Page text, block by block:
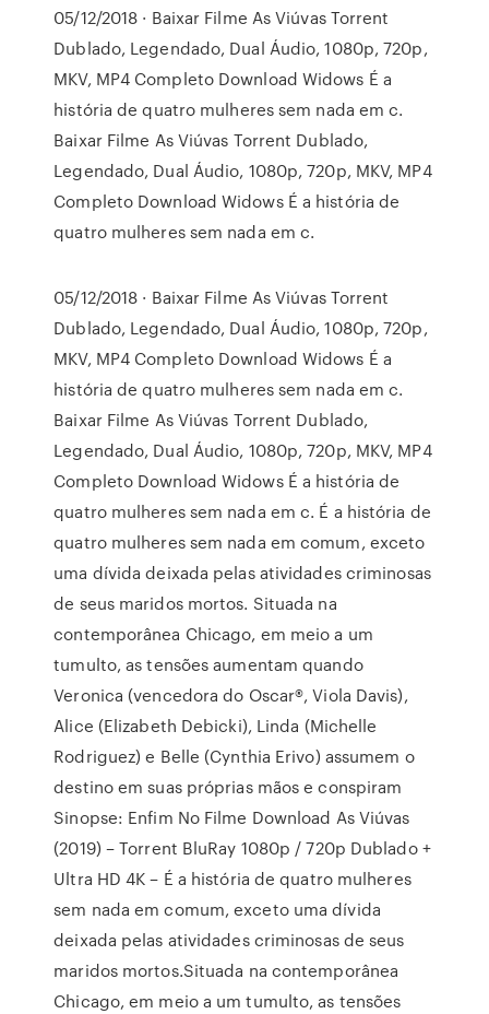
05/12/2018 · Baixar Filme As Viúvas Torrent
Dublado, Legendado, Dual Áudio, 1080p, 720p,
MKV, MP4 Completo Download Widows É a
história de quatro mulheres sem nada em c.
Baixar Filme As Viúvas Torrent Dublado,
Legendado, Dual Áudio, 1080p, 720p, MKV, MP4
Completo Download Widows É a história de
quatro mulheres sem nada em c.
05/12/2018 · Baixar Filme As Viúvas Torrent
Dublado, Legendado, Dual Áudio, 1080p, 720p,
MKV, MP4 Completo Download Widows É a
história de quatro mulheres sem nada em c.
Baixar Filme As Viúvas Torrent Dublado,
Legendado, Dual Áudio, 1080p, 720p, MKV, MP4
Completo Download Widows É a história de
quatro mulheres sem nada em c. É a história de
quatro mulheres sem nada em comum, exceto
uma dívida deixada pelas atividades criminosas
de seus maridos mortos. Situada na
contemporânea Chicago, em meio a um
tumulto, as tensões aumentam quando
Veronica (vencedora do Oscar®, Viola Davis),
Alice (Elizabeth Debicki), Linda (Michelle
Rodriguez) e Belle (Cynthia Erivo) assumem o
destino em suas próprias mãos e conspiram
Sinopse: Enfim No Filme Download As Viúvas
(2019) – Torrent BluRay 1080p / 720p Dublado +
Ultra HD 4K – É a história de quatro mulheres
sem nada em comum, exceto uma dívida
deixada pelas atividades criminosas de seus
maridos mortos.Situada na contemporânea
Chicago, em meio a um tumulto, as tensões